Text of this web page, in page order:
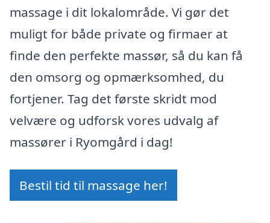
massage i dit lokalområde. Vi gør det
muligt for både private og firmaer at
finde den perfekte massør, så du kan få
den omsorg og opmærksomhed, du
fortjener. Tag det første skridt mod
velvære og udforsk vores udvalg af
massører i Ryomgård i dag!
Bestil tid til massage her!